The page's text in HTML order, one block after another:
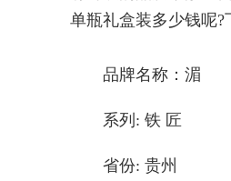
单瓶礼盒装多少钱呢
品牌名称：湄
系列: 铁 匠
省份: 贵州